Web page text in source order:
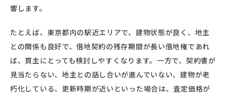
響します。
たとえば、東京都内の駅近エリアで、建物状態が良く、地主
との関係も良好で、借地契約の残存期間が長い借地権であれ
ば、買主にとっても検討しやすくなります。一方で、契約書が
見当たらない、地主との話し合いが進んでいない、建物が老
朽化している、更新時期が近いといった場合は、査定価格が